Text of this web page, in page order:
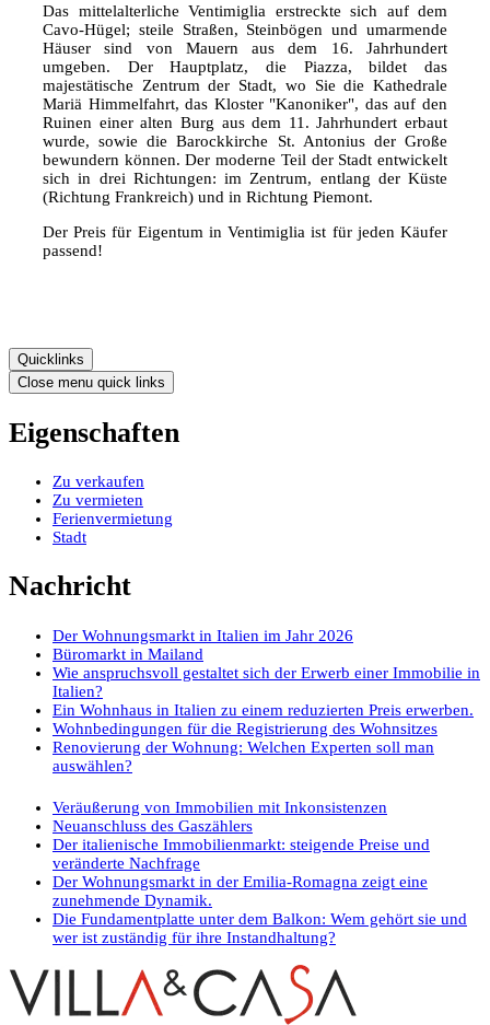
Das mittelalterliche Ventimiglia erstreckte sich auf dem
Cavo-Hügel; steile Straßen, Steinbögen und umarmende
Häuser sind von Mauern aus dem 16. Jahrhundert
umgeben. Der Hauptplatz, die Piazza, bildet das
majestätische Zentrum der Stadt, wo Sie die Kathedrale
Mariä Himmelfahrt, das Kloster "Kanoniker", das auf den
Ruinen einer alten Burg aus dem 11. Jahrhundert erbaut
wurde, sowie die Barockkirche St. Antonius der Große
bewundern können. Der moderne Teil der Stadt entwickelt
sich in drei Richtungen: im Zentrum, entlang der Küste
(Richtung Frankreich) und in Richtung Piemont.
Der Preis für Eigentum in Ventimiglia ist für jeden Käufer
passend!
Quicklinks
Close menu quick links
Eigenschaften
Zu verkaufen
Zu vermieten
Ferienvermietung
Stadt
Nachricht
Der Wohnungsmarkt in Italien im Jahr 2026
Büromarkt in Mailand
Wie anspruchsvoll gestaltet sich der Erwerb einer Immobilie in
Italien?
Ein Wohnhaus in Italien zu einem reduzierten Preis erwerben.
Wohnbedingungen für die Registrierung des Wohnsitzes
Renovierung der Wohnung: Welchen Experten soll man
auswählen?
Veräußerung von Immobilien mit Inkonsistenzen
Neuanschluss des Gaszählers
Der italienische Immobilienmarkt: steigende Preise und
veränderte Nachfrage
Der Wohnungsmarkt in der Emilia-Romagna zeigt eine
zunehmende Dynamik.
Die Fundamentplatte unter dem Balkon: Wem gehört sie und
wer ist zuständig für ihre Instandhaltung?